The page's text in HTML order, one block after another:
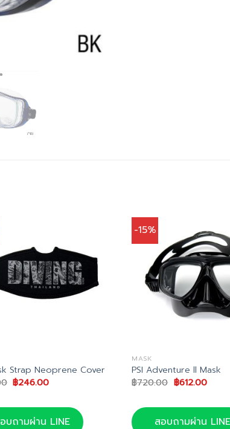
Strap Neoprene Cover
Original
price
฿290.00.
฿246.00Current
฿246.00.
บถามผ่าน LINE
-15%
MASK
PSI Adventure ll Mask
฿720.00 Original
price
฿720.00.
฿612.00
฿
สอบถามผ่าน LINE